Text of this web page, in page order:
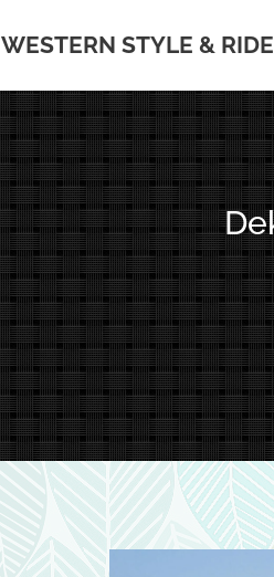
WESTERN STYLE & RIDE